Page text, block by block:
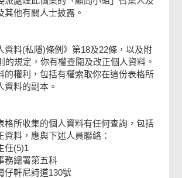
其他有關人士披露。
資料(私隱)條例》第18及22條，以及附
的規定，你有權查閱及改正個人資料。
的權利，包括有權索取你在這份表格所
資料的副本。
格所收集的個人資料有任何查詢，包括
資料，應與下述人員聯絡：
任(5)1
務總署第五科
仔軒尼詩道130號